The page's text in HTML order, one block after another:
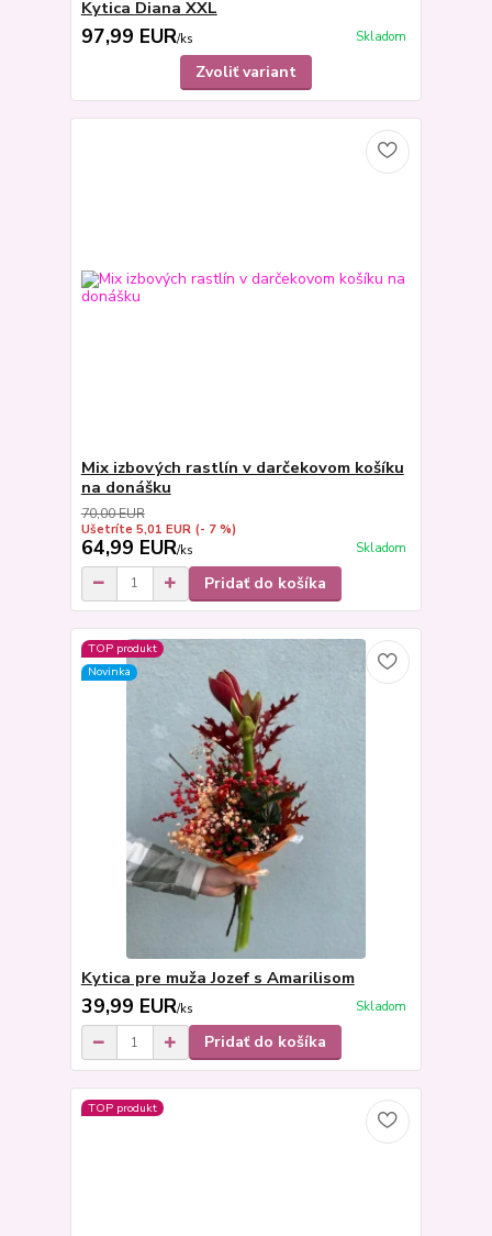
Kytica Diana XXL
97,99 EUR/ks Skladom
Zvoliť variant
Mix izbových rastlín v darčekovom košíku
na donášku
70,00 EUR
Ušetríte 5,01 EUR (- 7 %)
64,99 EUR/ks Skladom
Pridať do košíka
TOP produkt
Novinka
Kytica pre muža Jozef s Amarilisom
39,99 EUR/ks Skladom
Pridať do košíka
TOP produkt